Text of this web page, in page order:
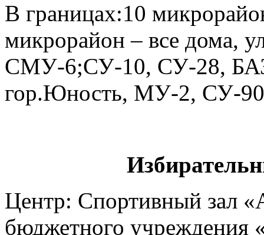
В границах:10
микрорайон – все
СМУ-6;СУ-10, СУ-28,
гор.Юность, МУ-2, СУ-
Центр: Спортивный зал
бюджетного учреждения